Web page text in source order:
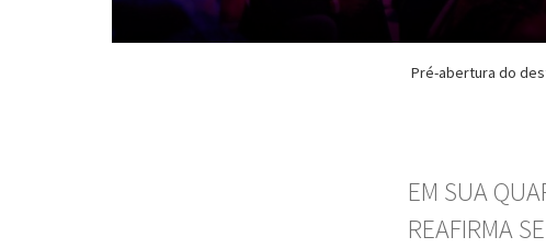
Pré-abertura do
EM SUA
REAFIRMA